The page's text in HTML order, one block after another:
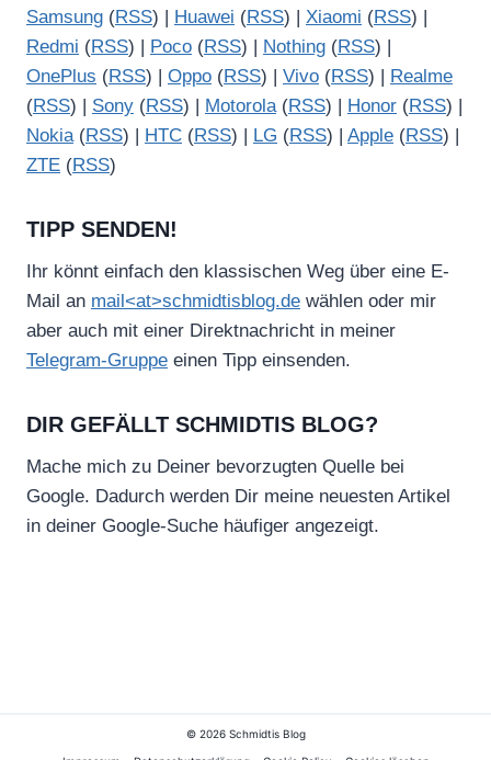
Samsung (RSS) | Huawei (RSS) | Xiaomi (RSS) |
Redmi (RSS) | Poco (RSS) | Nothing (RSS) |
OnePlus (RSS) | Oppo (RSS) | Vivo (RSS) |
Realme
(RSS) | Sony (RSS) | Motorola(RSS) | Honor (RSS) |
Nokia(RSS) | HTC (RSS) | LG (RSS) | Apple (RSS) |
ZTE (RSS)
TIPP SENDEN!
Ihr könnt einfach den klassischen Weg über eine E-
Mail an mail<at>schmidtisblog.de wählen oder mir
aber auch mit einer Direktnachricht in meiner
Telegram-Gruppe einen Tipp einsenden.
DIR GEFÄLLT SCHMIDTIS BLOG?
Mache mich zu Deiner bevorzugten Quelle bei
Google. Dadurch werden Dir meine neuesten Artikel
in deiner Google-Suche häufiger angezeigt.
© 2026 Schmidtis Blog